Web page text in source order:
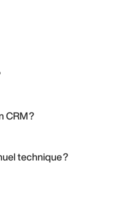
CRM ?
technique ?